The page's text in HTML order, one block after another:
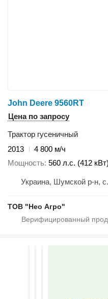
John Deere 9560RT
Цена по запросу
Трактор гусеничный
2013
4 800 м/ч
Мощность 560 л.с. (412 кВт)
Украина, Шумской р-н,
ТОВ "Нео Агро"